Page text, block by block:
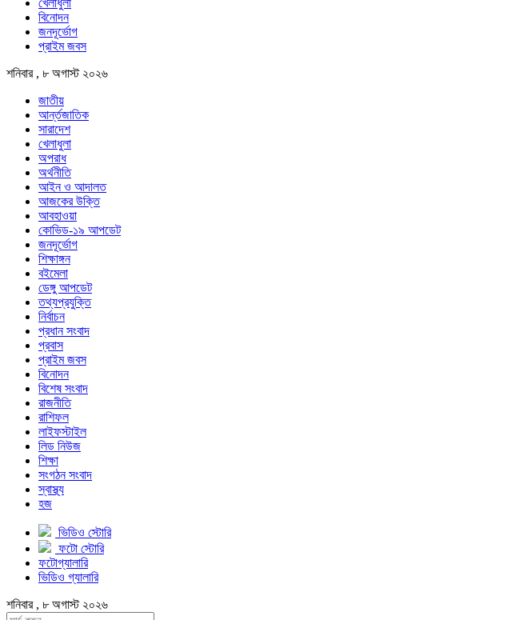
খেলাধুলা
বিনোদন
জনদূর্ভোগ
প্রাইম জবস
শনিবার , ৮ অগাস্ট ২০২৬
জাতীয়
আর্ন্তজাতিক
সারাদেশ
খেলাধুলা
অপরাধ
অর্থনীতি
আইন ও আদালত
আজকের উক্তি
আবহাওয়া
কোভিড-১৯ আপডেট
জনদূর্ভোগ
শিক্ষাঙ্গন
বইমেলা
ডেঙ্গু আপডেট
তথ্যপ্রযুক্তি
নির্বাচন
প্রধান সংবাদ
প্রবাস
প্রাইম জবস
বিনোদন
বিশেষ সংবাদ
রাজনীতি
রাশিফল
লাইফস্টাইল
লিড নিউজ
শিক্ষা
সংগঠন সংবাদ
স্বাস্থ্য
হজ
ভিডিও স্টোরি
ফটো স্টোরি
ফটোগ্যালারি
ভিডিও গ্যালারি
শনিবার , ৮ অগাস্ট ২০২৬